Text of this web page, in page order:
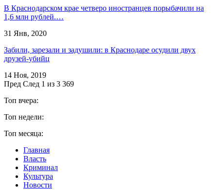
В Краснодарском крае четверо иностранцев порыбачили на
1,6 млн рублей.…
31 Янв, 2020
Забили, зарезали и задушили: в Краснодаре осудили двух
друзей-убийц
14 Ноя, 2019
Пред След 1 из 3 369
Топ вчера:
Топ недели:
Топ месяца:
Главная
Власть
Криминал
Культура
Новости